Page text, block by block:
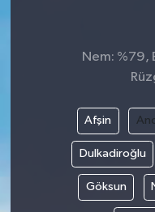
Nem: %79,
Afşin
Dulkadiroğlu
Göksun